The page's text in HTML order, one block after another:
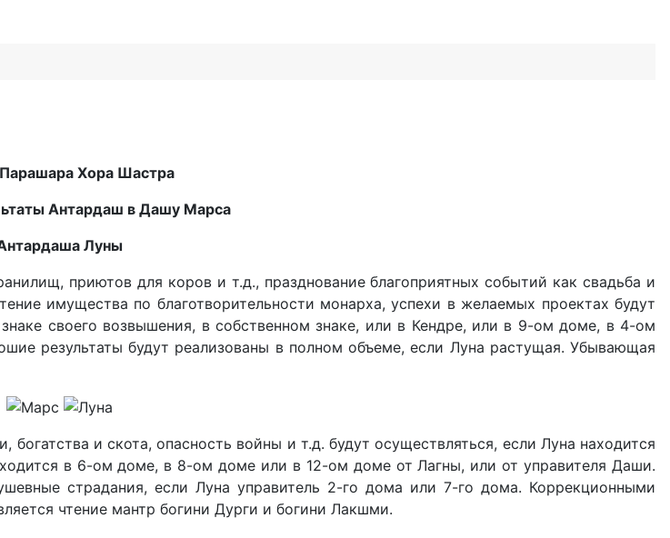
Хора Шастра
Антардаш в Дашу Марса
Луны
приютов для коров и т.д., празднование благоприятных событий как свадьба и
имущества по благотворительности монарха, успехи в желаемых проектах будут
своего возвышения, в собственном знаке, или в Кендре, или в 9-ом доме, в 4-ом
результаты будут реализованы в полном объеме, если Луна растущая. Убывающая
и скота, опасность войны и т.д. будут осуществляться, если Луна находится
в 6-ом доме, в 8-ом доме или в 12-ом доме от Лагны, или от управителя Даши.
страдания, если Луна управитель 2-го дома или 7-го дома. Коррекционными
чтение мантр богини Дурги и богини Лакшми.